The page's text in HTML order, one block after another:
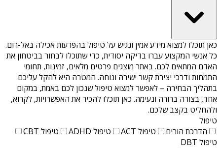
כאן תוכלו למצוא מידע אמין ונגיש על טיפול בהפרעות אכילה באל-רום.
כל אנשי המקצוע עברו בדיקה יסודית, כדי שתוכלו לבחור בביטחון את
האדם המתאים לכם. באתר מוצגים פרטים מלאים, זמינות, תחומי
התמחות ודרכי יצירת קשר ישירה ונוחה. המטרה היא להקל עליכם
בתהליך הבחירה – לאפשר למצוא טיפול שנכון לכם באמת, במקום
אחד, בצורה ברורה ונעימה. כאן תוכלו להכיר את האפשרויות, לקרוא,
ולהחליט בקצב שלכם.
טיפול
הדרכת הורים
טיפול ACT טיפול ADHD
טיפול CBT
טיפול DBT